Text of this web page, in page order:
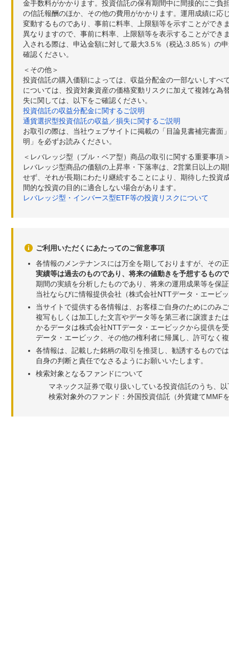
金手数料がかかります。投資信託の保有期間中に間接的にご
の信託報酬のほか、その他の費用がかかります。運用成績に
変動するものであり、事前に料率、上限額等を示すことがで
異なりますので、事前に料率、上限額等を表示することがで
入される際は、申込金額に対して最大3.5％（税込:3.85％）の
確認ください。
＜その他＞
投資信託の購入価額によっては、収益分配金の一部ないしす
については、投資対象資産の価格変動リスクに加えて複雑な
失に関しては、以下をご確認ください。
投資信託の収益分配金に関するご説明
通貨選択型投資信託の収益／損失に関するご説明
お取引の際は、当社ウェブサイトに掲載の「目論見書補完書
明」を必ずお読みください。
＜レバレッジ型（ブル・ベア型）商品の取引に関する重要事項
レバレッジ型商品の価額の上昇率・下落率は、2営業日以上の
せず、それが長期にわたり継続することにより、期待した投
間的な投資の目的に適合しない場合があります。
レバレッジ型・インバース型ETF等の投資リスクについて
ご利用いただくにあたってのご留意事項
各情報のメンテナンスには万全を期しておりますが、その
実績等は過去のものであり、将来の値動きを予想するもの
期間の実績を分析したものであり、将来の運用成果等を保
当社ならびに情報提供会社（株式会社NTTデータ・エービ
当サイトで提供する各情報は、お客様ご自身のためにのみ
複写もしくは加工した文言やデータ等を第三者に譲渡また
かるデータは株式会社NTTデータ・エービックから提供を
データ・エービック、その他の権利者に帰属し、許可なく
各情報は、記載した銘柄の取引を推奨し、勧誘するもので
自身の判断と責任でなさるようにお願いいたします。
検索対象となるファンドについて
マネックス証券で取り扱いしている投資信託のうち、
検索対象外のファンド：外国投資信託（外貨建てMMF